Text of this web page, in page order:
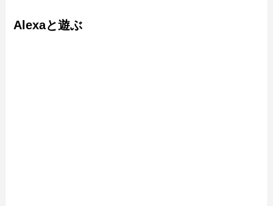
Alexaと遊ぶ